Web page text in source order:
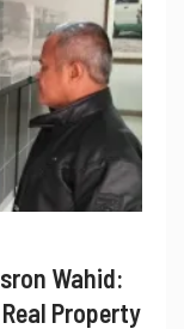
Wahid:
Property